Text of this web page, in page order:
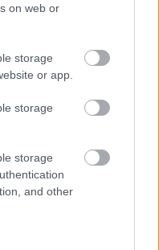
on web or
storage
or app.
storage
storage
and other